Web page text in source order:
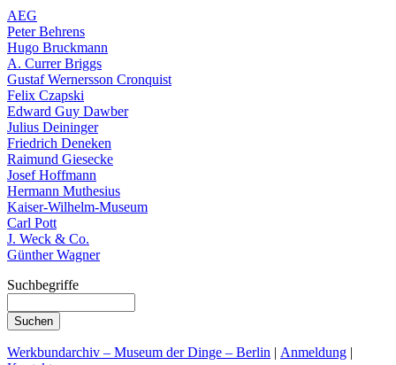
AEG
Peter Behrens
Hugo Bruckmann
A. Currer Briggs
Gustaf Wernersson Cronquist
Felix Czapski
Edward Guy Dawber
Julius Deininger
Friedrich Deneken
Raimund Giesecke
Josef Hoffmann
Hermann Muthesius
Kaiser-Wilhelm-Museum
Carl Pott
J. Weck & Co.
Günther Wagner
Suchbegriffe
Werkbundarchiv – Museum der Dinge – Berlin | Anmeldung |